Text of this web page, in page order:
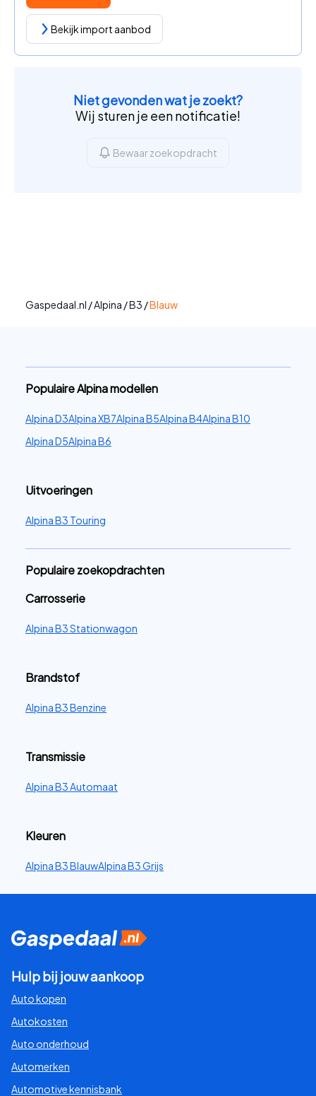
Bekijk import aanbod
Niet gevonden wat je zoekt?
Wij sturen je een notificatie!
Bewaar zoekopdracht
Gaspedaal.nl /Alpina /B3 /Blauw
Populaire Alpina modellen
Alpina D3Alpina XB7Alpina B5Alpina B4Alpina B10
Alpina D5Alpina B6
Uitvoeringen
Alpina B3 Touring
Populaire zoekopdrachten
Carrosserie
Alpina B3 Stationwagon
Brandstof
Alpina B3 Benzine
Transmissie
Alpina B3 Automaat
Kleuren
Alpina B3 BlauwAlpina B3 Grijs
Hulp bij jouw aankoop
Auto kopen
Autokosten
Auto onderhoud
Automerken
Automotive kennisbank